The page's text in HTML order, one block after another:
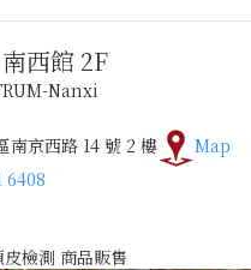
西館 2F
Nanxi
南京西路 14 號 2 樓
Map
6408
檢測 商品販售